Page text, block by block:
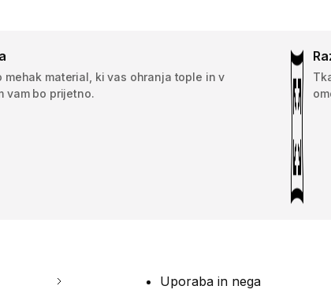
mehak material, ki vas ohranja tople in v
vam bo prijetno.
Uporaba in nega